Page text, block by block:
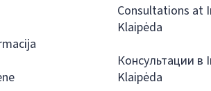
Consultations at
Klaipėda
Консультации в
Klaipėda